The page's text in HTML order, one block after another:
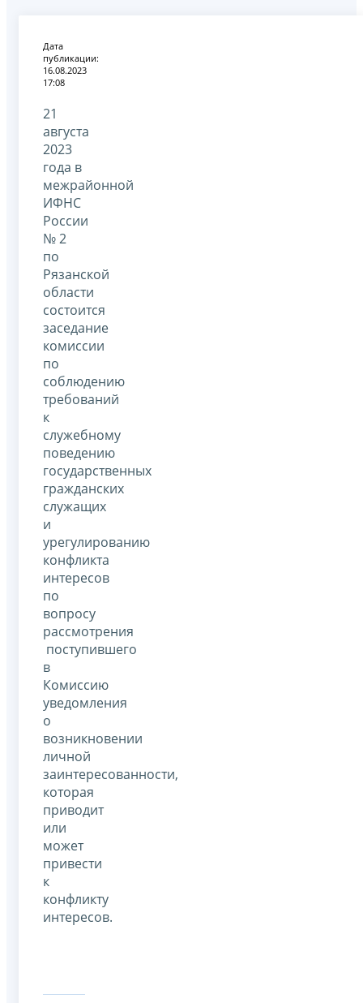
Дата
публикации:
16.08.2023
17:08
21
августа
2023
года в
межрайонной
ИФНС
России
№ 2
по
Рязанской
области
состоится
заседание
комиссии
по
соблюдению
требований
к
служебному
поведению
государственных
гражданских
служащих
и
урегулированию
конфликта
интересов
по
вопросу
рассмотрения
поступившего
в
Комиссию
уведомления
о
возникновении
личной
заинтересованности,
которая
приводит
или
может
привести
к
конфликту
интересов.